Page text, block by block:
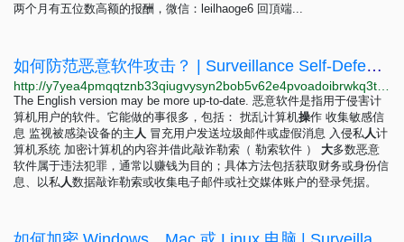
两个月有五位数高额的报酬，微信：leilhaoge6 回頂端...
如何防范恶意软件攻击？ | Surveillance Self-Defense
The English version may be more up-to-date. 恶意软件是指用于侵害计
算机用户的软件。它能做的事很多，包括： 扰乱计算机操作 收集敏感信
息 监视被感染设备的主人 冒充用户发送垃圾邮件或虚假消息 入侵私人计
算机系统 加密计算机的内容并借此敲诈勒索（ 勒索软件 ） 大多数恶意
软件属于违法犯罪，通常以赚钱为目的；具体方法包括获取财务或身份信
息、以私人数据敲诈勒索或收集电子邮件或社交媒体账户的登录凭据。